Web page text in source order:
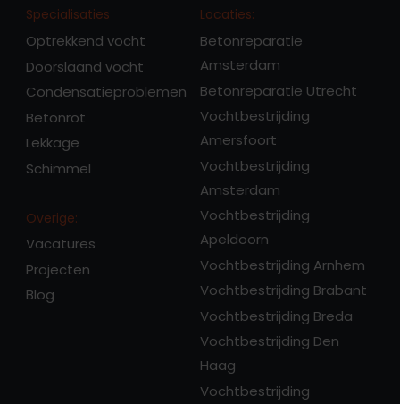
Specialisaties
Optrekkend vocht
Doorslaand vocht
Condensatieproblemen
Betonrot
Lekkage
Schimmel
Overige:
Vacatures
Projecten
Blog
Locaties:
Betonreparatie
Amsterdam
Betonreparatie Utrecht
Vochtbestrijding
Amersfoort
Vochtbestrijding
Amsterdam
Vochtbestrijding
Apeldoorn
Vochtbestrijding Arnhem
Vochtbestrijding Brabant
Vochtbestrijding Breda
Vochtbestrijding Den
Haag
Vochtbestrijding